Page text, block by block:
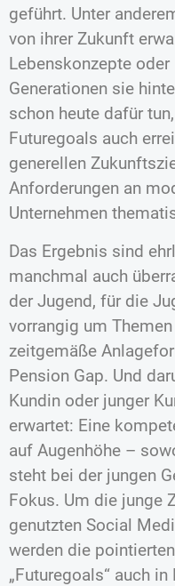
geführt. Unter
von ihrer Zukunft
Lebenskonzepte
Generationen sie
schon heute dafür
Futuregoals auch
generellen
Anforderungen an
Unternehmen
Das Ergebnis sind
manchmal auch
der Jugend, für die
vorrangig um
zeitgemäße
Pension Gap. Und
Kundin oder junger
erwartet: Eine
auf Augenhöhe –
steht bei der jungen
Fokus. Um die junge
genutzten Social
werden die
„Futuregoals“ auch